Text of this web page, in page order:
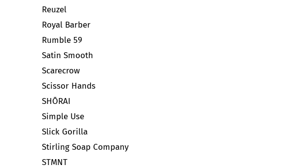
Reuzel
Royal Barber
Rumble 59
Satin Smooth
Scarecrow
Scissor Hands
SHŌRAI
Simple Use
Slick Gorilla
Stirling Soap Company
STMNT